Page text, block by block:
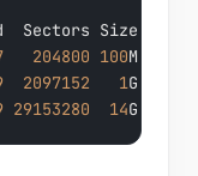
Size Type
204800 100M EFI
2097152 1G
29153280 14G